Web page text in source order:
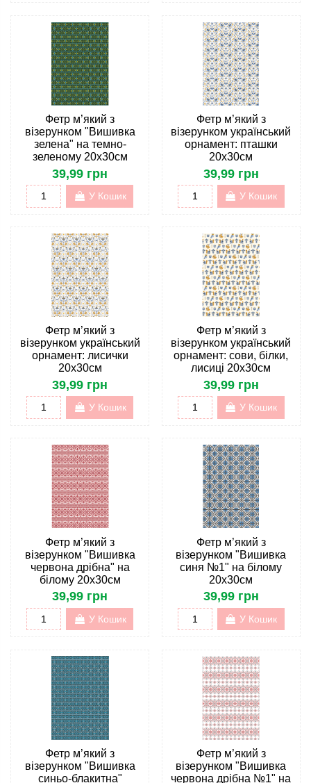
Фетр м’який з
візерунком "Вишивка
зелена" на темно-
зеленому 20х30см
39,99 грн
У Кошик
Фетр м’який з
візерунком український
орнамент: пташки
20х30см
39,99 грн
У Кошик
Фетр м’який з
візерунком український
орнамент: лисички
20х30см
39,99 грн
У Кошик
Фетр м’який з
візерунком український
орнамент: сови, білки,
лисиці 20х30см
39,99 грн
У Кошик
Фетр м’який з
візерунком "Вишивка
червона дрібна" на
білому 20х30см
39,99 грн
У Кошик
Фетр м’який з
візерунком "Вишивка
синя №1" на білому
20х30см
39,99 грн
У Кошик
Фетр м’який з
візерунком "Вишивка
синьо-блакитна"
Фетр м’який з
візерунком "Вишивка
червона дрібна №1" на